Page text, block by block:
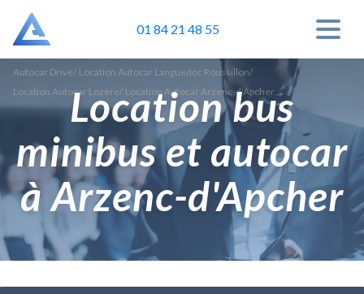
01 84 21 48 55
Autocar Drive/ Location Autocar Languedoc Roussillon/
Location Autocar Lozère/ Location Autocar Arzenc-d'Apcher
Location bus
minibus et autocar
à Arzenc-d'Apcher